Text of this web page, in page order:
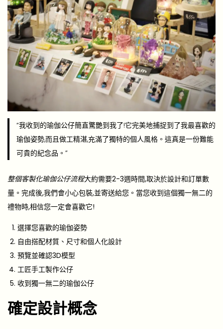
“我收到的瑜伽公仔簡直驚艷到我了!它完美地捕捉到了我最喜歡的
瑜伽姿勢,而且做工精湛,充滿了獨特的個人風格。這真是一份難能
可貴的紀念品。”
整個客製化瑜伽公仔流程大約需要2-3週時間,取決於設計和訂單數
量。完成後,我們會小心包裝,並寄送給您。當您收到這個獨一無二的
禮物時,相信您一定會喜歡它!
選擇您喜歡的瑜伽姿勢
自由搭配材質、尺寸和個人化設計
預覽並確認3D模型
工匠手工製作公仔
收到獨一無二的瑜伽公仔
確定設計概念